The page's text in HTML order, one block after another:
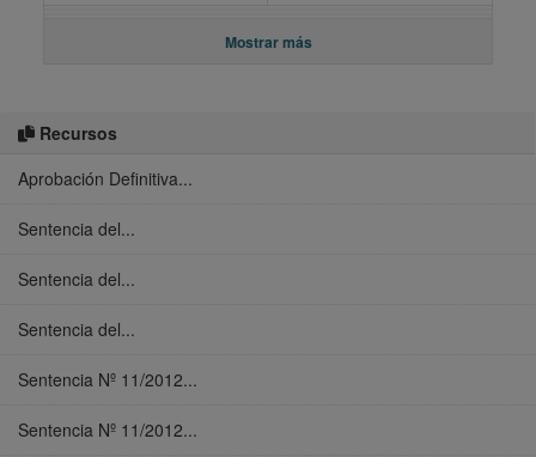
Recursos
Aprobación Definitiva...
Sentencia del...
Sentencia del...
Sentencia del...
Sentencia Nº 11/2012...
Sentencia Nº 11/2012...
Mostrar más